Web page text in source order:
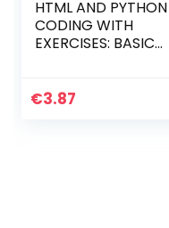
HTML AND PYTHON
CODING WITH
EXERCISES: BASICS
FOR EXAMS AND
€3.87